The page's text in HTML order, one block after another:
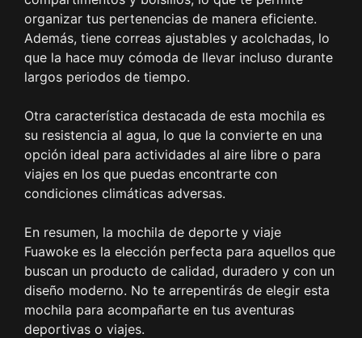
organizar tus pertenencias de manera eficiente.
Además, tiene correas ajustables y acolchadas, lo
que la hace muy cómoda de llevar incluso durante
largos periodos de tiempo.
Otra característica destacada de esta mochila es
su resistencia al agua, lo que la convierte en una
opción ideal para actividades al aire libre o para
viajes en los que puedas encontrarte con
condiciones climáticas adversas.
En resumen, la mochila de deporte y viaje
Fuawoke es la elección perfecta para aquellos que
buscan un producto de calidad, duradero y con un
diseño moderno. No te arrepentirás de elegir esta
mochila para acompañarte en tus aventuras
deportivas o viajes.